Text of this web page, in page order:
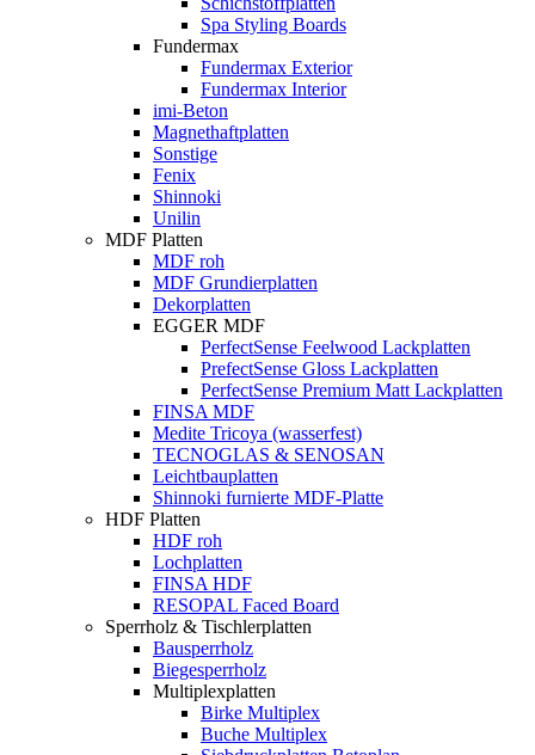
Spa Styling Boards
Fundermax
Fundermax Exterior
Fundermax Interior
imi-Beton
Magnethaftplatten
Sonstige
Fenix
Shinnoki
Unilin
MDF Platten
MDF roh
MDF Grundierplatten
Dekorplatten
EGGER MDF
PerfectSense Feelwood Lackplatten
PrefectSense Gloss Lackplatten
PerfectSense Premium Matt Lackplatten
FINSA MDF
Medite Tricoya (wasserfest)
TECNOGLAS & SENOSAN
Leichtbauplatten
Shinnoki furnierte MDF-Platte
HDF Platten
HDF roh
Lochplatten
FINSA HDF
RESOPAL Faced Board
Sperrholz & Tischlerplatten
Bausperrholz
Biegesperrholz
Multiplexplatten
Birke Multiplex
Buche Multiplex